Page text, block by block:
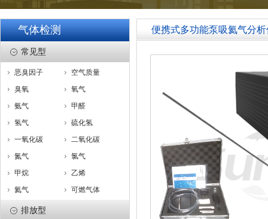
气体检测
常见型
恶臭因子
空气质量
臭氧
氧气
氨气
甲醛
氢气
硫化氢
一氧化碳
二氧化碳
氮气
氯气
甲烷
乙烯
氦气
可燃气体
排放型
便携式多功能泵吸氦气分析